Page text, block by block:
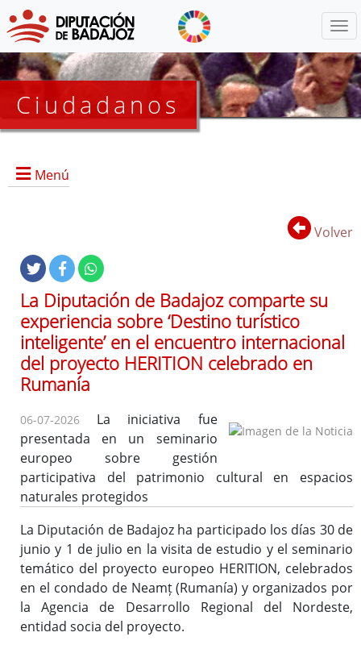
Ciudadanos
Menú
Proyectos Activos
Proyectos Finalizados
EDUSI
Importante
Medidas Antifraude
Áreas Urbanas Funcionales
Documentos
Volver
La Diputación de Badajoz comparte su
experiencia sobre ‘Destino turístico
inteligente’ en el encuentro internacional
del proyecto HERITION celebrado en
Rumanía
06-07-2026 La iniciativa fue
presentada en un seminario
europeo sobre gestión
participativa del patrimonio cultural en espacios
naturales protegidos
La Diputación de Badajoz ha participado los días 30 de
junio y 1 de julio en la visita de estudio y el seminario
temático del proyecto europeo HERITION, celebrados
en el condado de Neamț (Rumanía) y organizados por
la Agencia de Desarrollo Regional del Nordeste,
entidad socia del proyecto.